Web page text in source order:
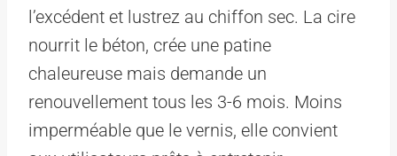
l’excédent et lustrez au chiffon sec. La cire
nourrit le béton, crée une patine
chaleureuse mais demande un
renouvellement tous les 3-6 mois. Moins
imperméable que le vernis, elle convient